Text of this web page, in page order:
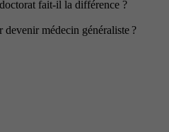
fait-il la différence ?
devenir médecin généraliste ?